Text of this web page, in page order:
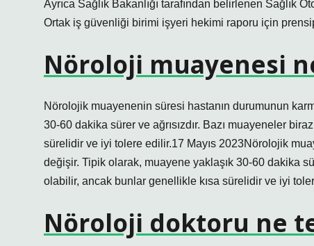
Ayrıca Sağlık Bakanlığı tarafından belirlenen Sağlık
Ortak iş güvenliği birimi işyeri hekimi raporu için
Nöroloji muayenesi
Nörolojik muayenenin süresi hastanın durumunun
30-60 dakika sürer ve ağrısızdır. Bazı muayeneler
sürelidir ve iyi tolere edilir.17 Mayıs 2023Nörolojik
değişir. Tipik olarak, muayene yaklaşık 30-60 dakika
olabilir, ancak bunlar genellikle kısa sürelidir ve iyi
Nöroloji doktoru ne